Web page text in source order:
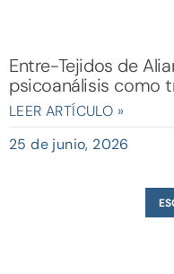
Entre-Tejidos de
psicoanálisis como
LEER ARTÍCULO »
25 de junio, 2026